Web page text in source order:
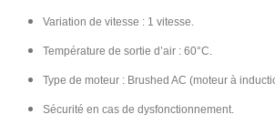
Variation de vitesse : 1 vitesse.
Température de sortie d’air : 60°C.
Type de moteur : Brushed AC (moteur à
Sécurité en cas de dysfonctionnement.